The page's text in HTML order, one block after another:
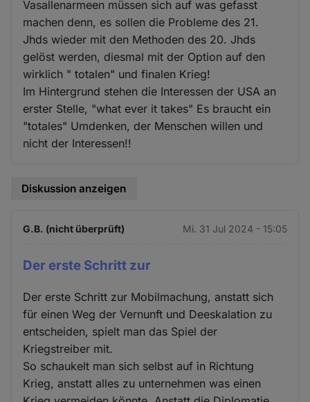
Vasallenarmeen müssen sich auf was gefasst
machen denn, es sollen die Probleme des 21.
Jhds wieder mit den Methoden des 20. Jhds
gelöst werden, diesmal mit der Option auf den
wirklich " totalen" und finalen Krieg!
Im Hintergrund stehen die Interessen der USA an
erster Stelle, "what ever it takes" Es braucht ein
"totales" Umdenken, der Menschen willen und
nicht der Interessen!!
Diskussion anzeigen
G.B. (nicht überprüft) Mi. 31 Jul 2024 - 15:05
Der erste Schritt zur
Der erste Schritt zur Mobilmachung, anstatt sich
für einen Weg der Vernunft und Deeskalation zu
entscheiden, spielt man das Spiel der
Kriegstreiber mit.
So schaukelt man sich selbst auf in Richtung
Krieg, anstatt alles zu unternehmen was einen